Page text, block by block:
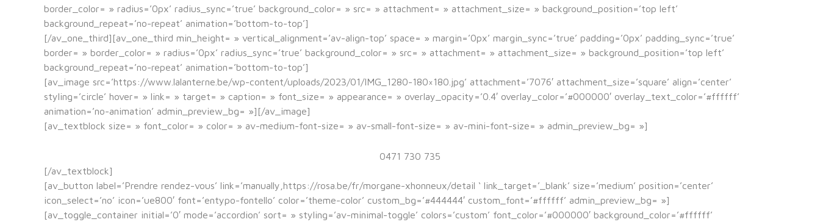
border_color= » radius=’0px’ radius_sync=’true’ background_color= » src= » attachment= » attachment_size= » background_position=’top left’
background_repeat=’no-repeat’ animation=’bottom-to-top’]
[/av_one_third][av_one_third min_height= » vertical_alignment=’av-align-top’ space= » margin=’0px’ margin_sync=’true’ padding=’0px’ padding_sync=’true’
border= » border_color= » radius=’0px’ radius_sync=’true’ background_color= » src= » attachment= » attachment_size= » background_position=’top left’
background_repeat=’no-repeat’ animation=’bottom-to-top’]
[av_image src=’https://www.lalanterne.be/wp-content/uploads/2023/01/IMG_1280-180×180.jpg’ attachment=’7076′ attachment_size=’square’ align=’center’
styling=’circle’ hover= » link= » target= » caption= » font_size= » appearance= » overlay_opacity=’0.4′ overlay_color=’#000000′ overlay_text_color=’#ffffff’
animation=’no-animation’ admin_preview_bg= »][/av_image]
[av_textblock size= » font_color= » color= » av-medium-font-size= » av-small-font-size= » av-mini-font-size= » admin_preview_bg= »]
0471 730 735
[/av_textblock]
[av_button label=’Prendre rendez-vous’ link=’manually,https://rosa.be/fr/morgane-xhonneux/detail ‘ link_target=’_blank’ size=’medium’ position=’center’
icon_select=’no’ icon=’ue800′ font=’entypo-fontello’ color=’theme-color’ custom_bg=’#444444′ custom_font=’#ffffff’ admin_preview_bg= »]
[av_toggle_container initial=’0′ mode=’accordion’ sort= » styling=’av-minimal-toggle’ colors=’custom’ font_color=’#000000′ background_color=’#ffffff’